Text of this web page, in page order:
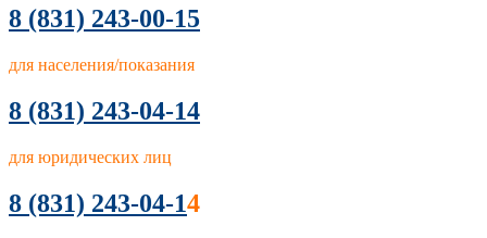
8 (831) 243-00-15
для населения/показания
8 (831) 243-04-14
для юридических лиц
8 (831) 243-04-14